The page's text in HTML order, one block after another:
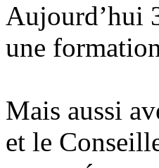
Aujourd’hui
une
Mais aussi
et le